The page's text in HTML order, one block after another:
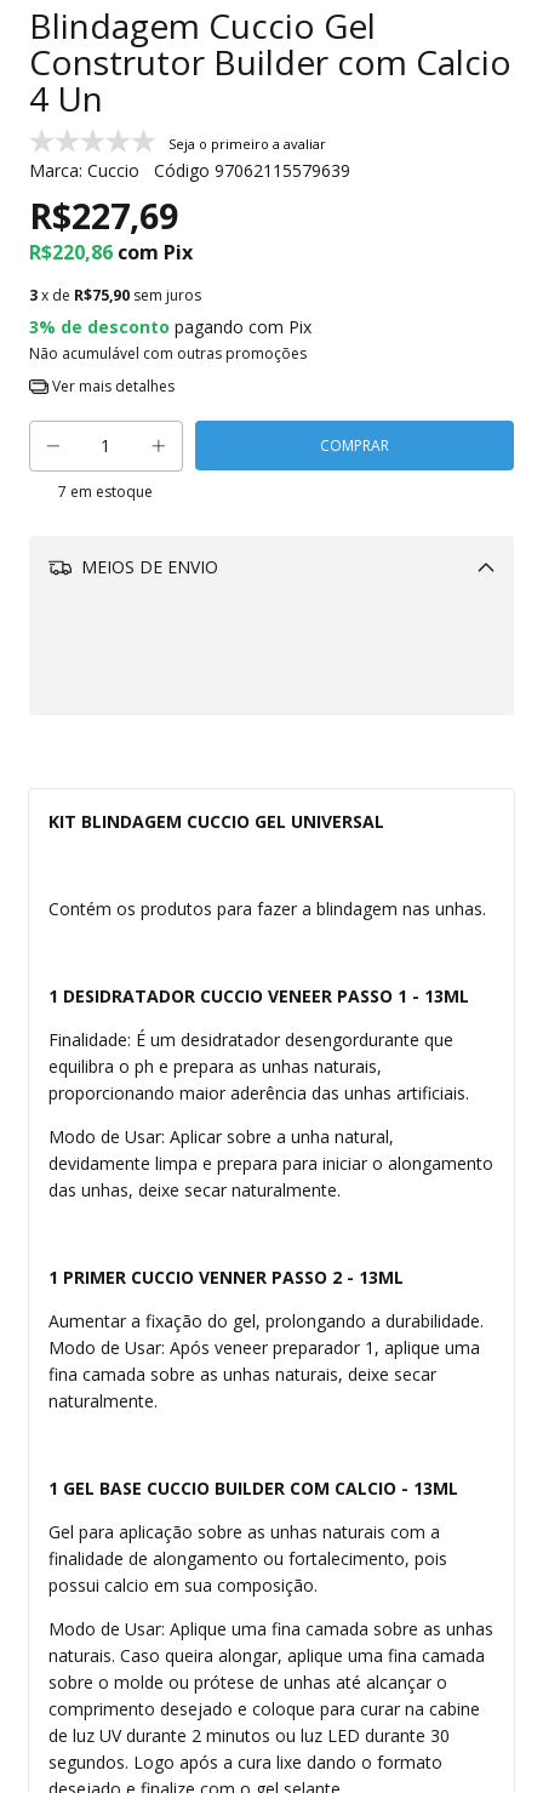
Blindagem Cuccio Gel
Construtor Builder com Calcio
4 Un
Seja o primeiro a avaliar
Marca: Cuccio Código 97062115579639
R$227,69
R$220,86 com Pix
3x de R$75,90 sem juros
3% de desconto pagando com Pix
Não acumulável com outras promoções
Ver mais detalhes
7 em estoque
MEIOS DE ENVIO
KIT BLINDAGEM CUCCIO GEL UNIVERSAL
Contém os produtos para fazer a blindagem nas unhas.
1 DESIDRATADOR CUCCIO VENEER PASSO 1 - 13ML
Finalidade: É um desidratador desengordurante que
equilibra o ph e prepara as unhas naturais,
proporcionando maior aderência das unhas artificiais.
Modo de Usar: Aplicar sobre a unha natural,
devidamente limpa e prepara para iniciar o alongamento
das unhas, deixe secar naturalmente.
1 PRIMER CUCCIO VENNER PASSO 2 - 13ML
Aumentar a fixação do gel, prolongando a durabilidade.
Modo de Usar: Após veneer preparador 1, aplique uma
fina camada sobre as unhas naturais, deixe secar
naturalmente.
1 GEL BASE CUCCIO BUILDER COM CALCIO - 13ML
Gel para aplicação sobre as unhas naturais com a
finalidade de alongamento ou fortalecimento, pois
possui calcio em sua composição.
Modo de Usar: Aplique uma fina camada sobre as unhas
naturais. Caso queira alongar, aplique uma fina camada
sobre o molde ou prótese de unhas até alcançar o
comprimento desejado e coloque para curar na cabine
de luz UV durante 2 minutos ou luz LED durante 30
segundos. Logo após a cura lixe dando o formato
desejado e finalize com o gel selante.